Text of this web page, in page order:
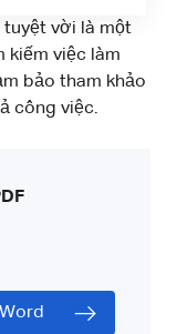
tuyệt vời là một
kiếm việc làm
bảo tham khảo
công việc.